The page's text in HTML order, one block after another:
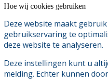
Hoe wij cookies gebruiken
Deze website maakt
gebruikservaring te
deze website te analyseren.
Deze instellingen kunt u
melding. Echter kunnen